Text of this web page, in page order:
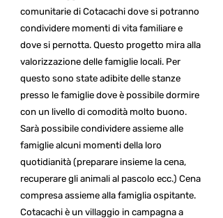
comunitarie di Cotacachi dove si potranno
condividere momenti di vita familiare e
dove si pernotta. Questo progetto mira alla
valorizzazione delle famiglie locali. Per
questo sono state adibite delle stanze
presso le famiglie dove è possibile dormire
con un livello di comodità molto buono.
Sarà possibile condividere assieme alle
famiglie alcuni momenti della loro
quotidianità (preparare insieme la cena,
recuperare gli animali al pascolo ecc.) Cena
compresa assieme alla famiglia ospitante.
Cotacachi è un villaggio in campagna a